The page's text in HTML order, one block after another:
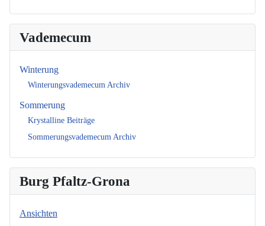
Vademecum
Winterung
Winterungsvademecum Archiv
Sommerung
Krystalline Beiträge
Sommerungsvademecum Archiv
Burg Pfaltz-Grona
Ansichten